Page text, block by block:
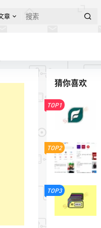
章
猜你喜欢
TOP1
TOP2
TOP3